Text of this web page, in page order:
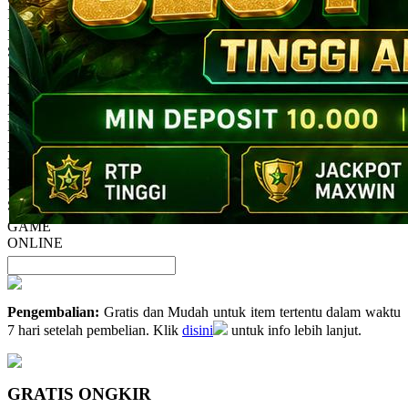
13
Reviews.
Tautan
halaman
yang
sama.
INDOSLOT
INDOSLOT
SITUS
INDOSLOT
LINK
INDOSLOT
DAFTAR
INDOSLOT
LOGIN
INDOSLOT
SITUS GAME
GAME
ONLINE
Pengembalian: Gratis dan Mudah untuk item tertentu dalam waktu
7 hari setelah pembelian. Klik disini untuk info lebih lanjut.
GRATIS ONGKIR